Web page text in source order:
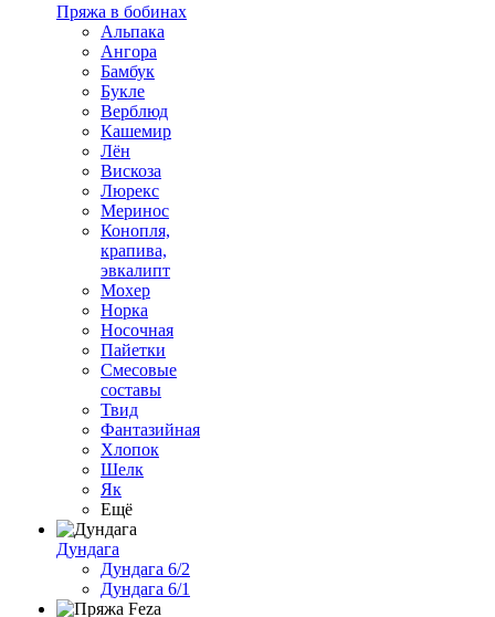
Пряжа в бобинах
Альпака
Ангора
Бамбук
Букле
Верблюд
Кашемир
Лён
Вискоза
Люрекс
Меринос
Конопля,
крапива,
эвкалипт
Мохер
Норка
Носочная
Пайетки
Смесовые
составы
Твид
Фантазийная
Хлопок
Шелк
Як
Ещё
Дундага
Дундага 6/2
Дундага 6/1